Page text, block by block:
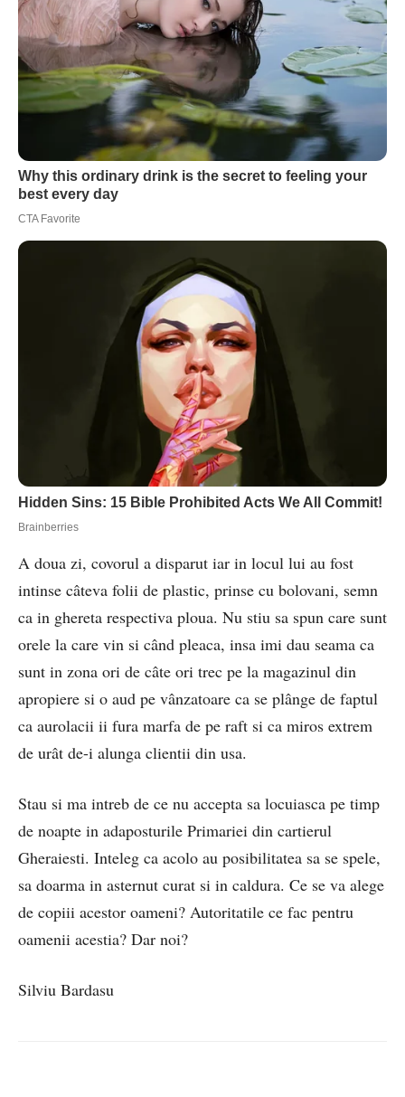
A doua zi, covorul a disparut iar in locul lui au fost
intinse câteva folii de plastic, prinse cu bolovani, semn
ca in ghereta respectiva ploua. Nu stiu sa spun care sunt
orele la care vin si când pleaca, insa imi dau seama ca
sunt in zona ori de câte ori trec pe la magazinul din
apropiere si o aud pe vânzatoare ca se plânge de faptul
ca aurolacii ii fura marfa de pe raft si ca miros extrem
de urât de-i alunga clientii din usa.
Stau si ma intreb de ce nu accepta sa locuiasca pe timp
de noapte in adaposturile Primariei din cartierul
Gheraiesti. Inteleg ca acolo au posibilitatea sa se spele,
sa doarma in asternut curat si in caldura. Ce se va alege
de copiii acestor oameni? Autoritatile ce fac pentru
oamenii acestia? Dar noi?
Silviu Bardasu